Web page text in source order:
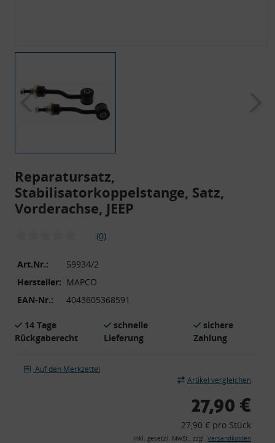
Reparatursatz,
Stabilisatorkoppelstange, Satz,
Vorderachse, JEEP
(0)
Art.Nr.:
59934/2
Hersteller: MAPCO
EAN-Nr.:
4043605368591
14 Tage
Rückgaberecht
schnelle
Lieferung
sichere
Zahlung
Auf den Merkzettel
Artikel vergleichen
27,90 €
27,90 € pro Stück
inkl. gesetzl. MwSt., zzgl. Versandkosten